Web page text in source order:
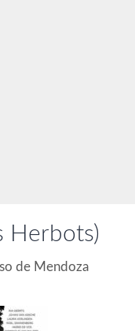
Herbots)
de Mendoza